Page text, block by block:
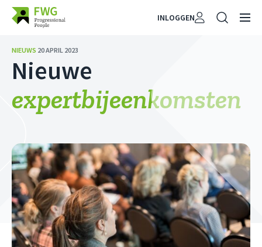
INLOGGEN
NIEUWS 20 APRIL 2023
Nieuwe
expertbijeenkomsten